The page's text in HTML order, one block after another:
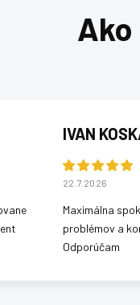
IVAN
22.7.2026
Maximálna
problémov a
Odporúčam